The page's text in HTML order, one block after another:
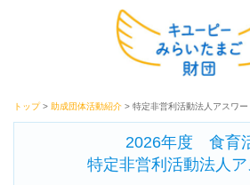
トップ> 助成団体活動紹介 > 特定非営利活動法人アスワー
2026年度 食育
特定非営利活動法人